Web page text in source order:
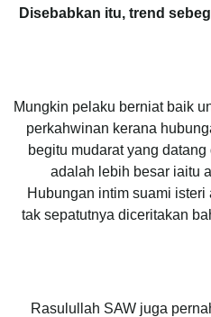
Disebabkan itu, trend
Mungkin pelaku berniat baik
perkahwinan kerana
begitu mudarat yang
adalah lebih besar iaitu
Hubungan intim suami
tak sepatutnya diceritakan
Rasulullah SAW juga